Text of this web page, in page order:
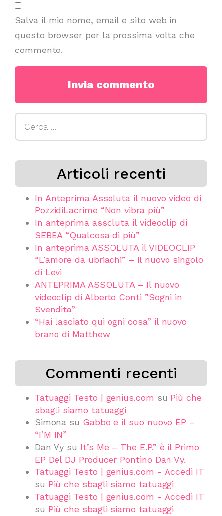
Salva il mio nome, email e sito web in
questo browser per la prossima volta che
commento.
Articoli recenti
In Anteprima Assoluta il nuovo video di
PozzidiLacrime “Non vibra più”
In anteprima assoluta il videoclip di
SEBBA “Qualcosa di più”
In anteprima ASSOLUTA il VIDEOCLIP
“L’amore da ubriachi” – il nuovo singolo
di Levi
ANTEPRIMA ASSOLUTA – Il nuovo
videoclip di Alberto Conti ”Sogni in
Svendita”
“Hai lasciato qui ogni cosa” il nuovo
brano di Matthew
Commenti recenti
Tatuaggi Testo | genius.com su Più che
sbagli siamo tatuaggi
Simona su Gabbo e il suo nuovo EP –
“I’M IN”
Dan Vy su It’s Me – The E.P.” è il Primo
EP Del DJ Producer Pontino Dan Vy.
Tatuaggi Testo | genius.com - Accedi IT
su Più che sbagli siamo tatuaggi
Tatuaggi Testo | genius.com - Accedi IT
su Più che sbagli siamo tatuaggi